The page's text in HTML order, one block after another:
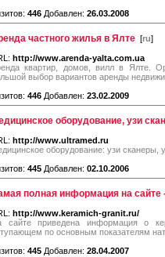
446 Добавлен: 26.03.2008
частного жилья в Ялте [ru]
http://www.arenda-yalta.com.ua
квартир, домов, вилл в Ялте.
выбор вариантов аренды
446 Добавлен: 23.02.2009
оборудование, узи
http://www.ultramed.ru
оборудование: узи сканеры,
445 Добавлен: 02.10.2006
полная информация на сайте
http://www.keramich-granit.ru/
сайте приведена информация о
по основным показателям
445 Добавлен: 28.04.2007